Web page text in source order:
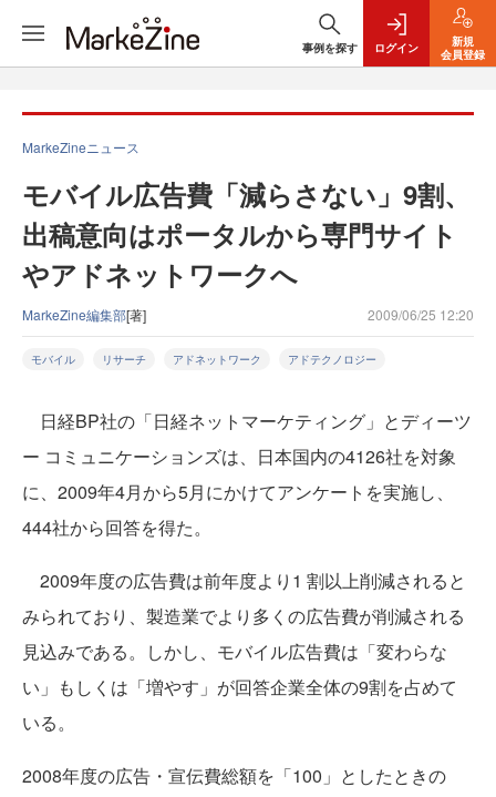
事例を探す ログイン
新規
会員登録
MarkeZineニュース
モバイル広告費「減らさない」9割、
出稿意向はポータルから専門サイト
やアドネットワークへ
MarkeZine編集部[著] 2009/06/25 12:20
モバイル リサーチ アドネットワーク アドテクノロジー
日経BP社の「日経ネットマーケティング」とディーツ
ー コミュニケーションズは、日本国内の4126社を対象
に、2009年4月から5月にかけてアンケートを実施し、
444社から回答を得た。
2009年度の広告費は前年度より1 割以上削減されると
みられており、製造業でより多くの広告費が削減される
見込みである。しかし、モバイル広告費は「変わらな
い」もしくは「増やす」が回答企業全体の9割を占めて
いる。
2008年度の広告・宣伝費総額を「100」としたときの